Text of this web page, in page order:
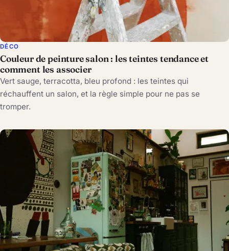
DÉCO
Couleur de peinture salon : les teintes tendance et
comment les associer
Vert sauge, terracotta, bleu profond : les teintes qui
réchauffent un salon, et la règle simple pour ne pas se
tromper.